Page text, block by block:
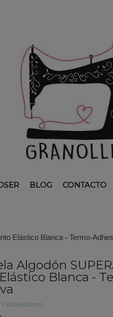
BLOG CONTACTO
Elástico Blanca - Termo-
Algodón
Blanca -
valoraciones)